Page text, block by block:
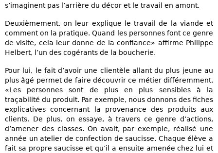
s’imaginent pas l’arrière du décor et le travail en amont.
Deuxièmement, on leur explique le travail de la viande et
comment on la pratique. Quand les personnes font ce genre
de visite, cela leur donne de la confiance» affirme Philippe
Helbert, l’un des cogérants de la boucherie.
Pour lui, le fait d’avoir une clientèle allant du plus jeune au
plus âgé permet de faire découvrir ce métier différemment.
«Les personnes sont de plus en plus sensibles à la
traçabilité du produit. Par exemple, nous donnons des fiches
explicatives concernant la provenance des produits aux
clients. De plus, on essaye, à travers ce genre d’actions,
d’amener des classes. On avait, par exemple, réalisé une
année un atelier de confection de saucisse. Chaque élève a
fait sa propre saucisse et qu’il a ensuite amenée chez lui et